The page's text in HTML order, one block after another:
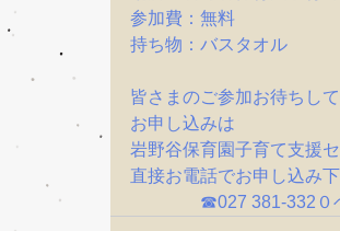
参加費：無料
持ち物：バスタオル
皆さまのご参加お待ちして
お申し込みは
岩野谷保育園子育て支援
直接お電話でお申し込み下
☎027 381-332０ベ